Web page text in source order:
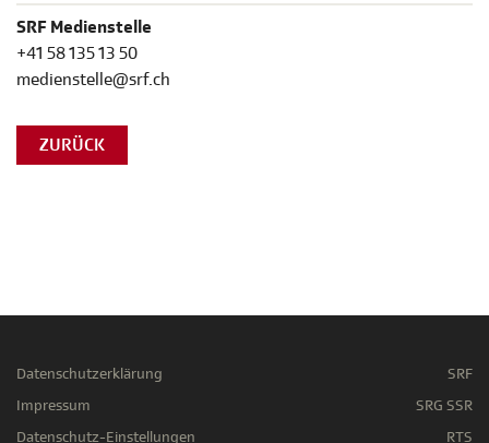
SRF Medienstelle
+41 58 135 13 50
medienstelle@srf.ch
ZURÜCK
Datenschutzerklärung
Impressum
Datenschutz-Einstellungen
SRF
SRG SSR
RTS